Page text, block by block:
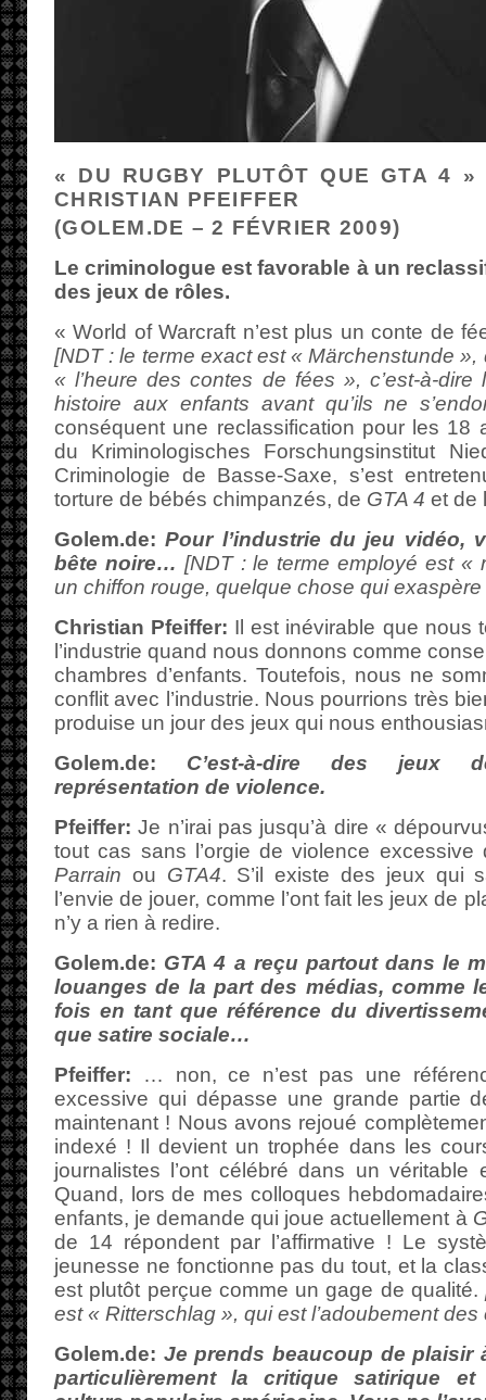
« DU RUGBY PLUTÔT QUE GTA 4 »
CHRISTIAN PFEIFFER
(GOLEM.DE – 2 FÉVRIER 2009)
Le criminologue est favorable à un
des jeux de rôles.
« World of Warcraft n’est plus un conte de
[NDT : le terme exact est « Märchenstunde »,
« l’heure des contes de fées », c’est-à-
histoire aux enfants avant qu’ils ne
conséquent une reclassification pour les 18
du Kriminologisches Forschungsinstitut
Criminologie de Basse-Saxe, s’est
torture de bébés chimpanzés, de GTA 4 et de
Golem.de:Pour l’industrie du jeu vidéo,
bête noire… [NDT : le terme employé est «
un chiffon rouge, quelque chose qui
Christian Pfeiffer: Il est inévirable que nous
l’industrie quand nous donnons comme
chambres d’enfants. Toutefois, nous ne
conflit avec l’industrie. Nous pourrions très
produise un jour des jeux qui nous
Golem.de: C’est-à-dire des jeux
représentation de violence.
Pfeiffer: Je n’irai pas jusqu’à dire «
tout cas sans l’orgie de violence
Parrain ou GTA4. S’il existe des jeux qui
l’envie de jouer, comme l’ont fait les jeux de
n’y a rien à redire.
Golem.de: GTA 4 a reçu partout dans le
louanges de la part des médias, comme
fois en tant que référence du
que satire sociale…
Pfeiffer: … non, ce n’est pas une
excessive qui dépasse une grande partie
maintenant ! Nous avons rejoué
indexé ! Il devient un trophée dans les
journalistes l’ont célébré dans un véritable
Quand, lors de mes colloques
enfants, je demande qui joue actuellement à
de 14 répondent par l’affirmative ! Le
jeunesse ne fonctionne pas du tout, et la
est plutôt perçue comme un gage de qualité.
est « Ritterschlag », qui est l’adoubement
Golem.de: Je prends beaucoup de plaisir
particulièrement la critique satirique